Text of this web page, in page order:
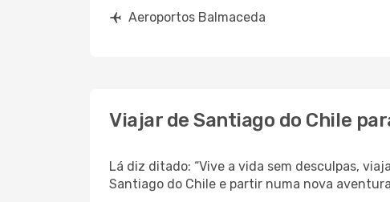
Aeroportos Balmaceda
Viajar de Santiago do Chile
Lá diz ditado: “Vive a vida sem desculpas,
Santiago do Chile e partir numa nova